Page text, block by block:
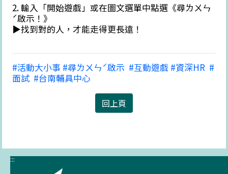
2. 輸入「開始遊戲」或在圖文選單中點選《尋ㄌㄨㄣ
ˊ啟示！》
▶找到對的人，才能走得更長遠！
#活動大小事 #尋ㄌㄨㄣˊ啟示 ​ #互動遊戲 #資深HR ​ #
面試 ​ #台南輔具中心
回上頁
:::